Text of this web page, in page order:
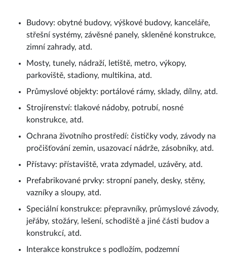
Budovy: obytné budovy, výškové budovy, kanceláře,
střešní systémy, závěsné panely, skleněné konstrukce,
zimní zahrady, atd.
Mosty, tunely, nádraží, letiště, metro, výkopy,
parkoviště, stadiony, multikina, atd.
Průmyslové objekty: portálové rámy, sklady, dílny, atd.
Strojírenství: tlakové nádoby, potrubí, nosné
konstrukce, atd.
Ochrana životního prostředí: čističky vody, závody na
pročišťování zemin, usazovací nádrže, zásobníky, atd.
Přístavy: přístaviště, vrata zdymadel, uzávěry, atd.
Prefabrikované prvky: stropní panely, desky, stěny,
vazníky a sloupy, atd.
Speciální konstrukce: přepravníky, průmyslové závody,
jeřáby, stožáry, lešení, schodiště a jiné části budov a
konstrukcí, atd.
Interakce konstrukce s podložím, podzemní